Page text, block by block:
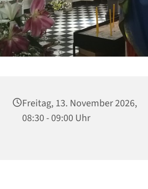
Freitag, 13. November 2026,
08:30 - 09:00 Uhr